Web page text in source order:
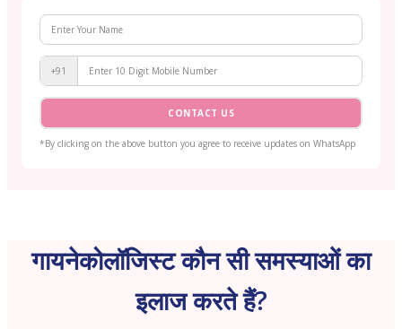
+91
CONTACT US
*By clicking on the above button you agree to receive updates on WhatsApp
गायनेकोलॉजिस्ट कौन सी समस्याओं का
इलाज करते हैं?